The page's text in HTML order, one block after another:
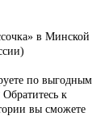
в Минской
по выгодным
к
вы сможете